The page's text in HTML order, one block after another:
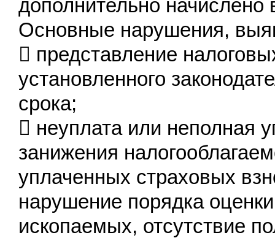
дополнительно
Основные нарушения,
 представление
установленного
срока;
 неуплата или неполная
занижения
уплаченных страховых
нарушение порядка
ископаемых, отсутствие